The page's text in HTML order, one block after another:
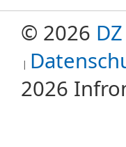
© 2026
2026